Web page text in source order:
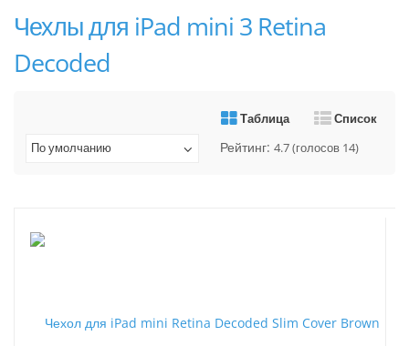
Чехлы для iPad mini 3 Retina
Decoded
Таблица
Список
По умолчанию
Рейтинг: 4.7(голосов 14)